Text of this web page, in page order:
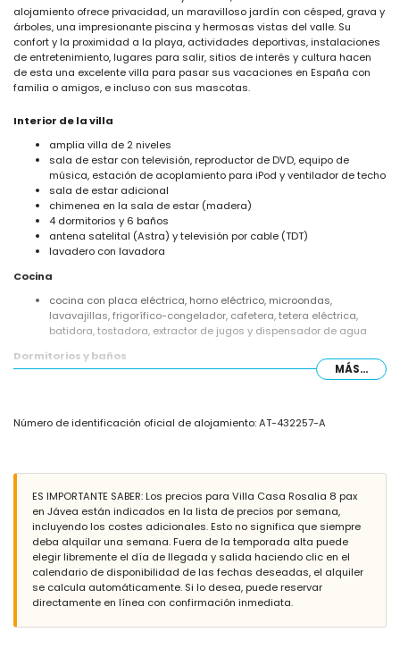
alojamiento ofrece privacidad, un maravilloso jardín con césped, grava y
árboles, una impresionante piscina y hermosas vistas del valle. Su
confort y la proximidad a la playa, actividades deportivas, instalaciones
de entretenimiento, lugares para salir, sitios de interés y cultura hacen
de esta una excelente villa para pasar sus vacaciones en España con
familia o amigos, e incluso con sus mascotas.
Interior de la villa
amplia villa de 2 niveles
sala de estar con televisión, reproductor de DVD, equipo de
música, estación de acoplamiento para iPod y ventilador de techo
sala de estar adicional
chimenea en la sala de estar (madera)
4 dormitorios y 6 baños
antena satelital (Astra) y televisión por cable (TDT)
lavadero con lavadora
Cocina
cocina con placa eléctrica, horno eléctrico, microondas,
lavavajillas, frigorífico-congelador, cafetera, tetera eléctrica,
batidora, tostadora, extractor de jugos y dispensador de agua
Dormitorios y baños
3 dormitorios con aire acondicionado, cada uno con cama
ventilador
2 baños con lavabo individual, combinación de bañera/ducha e
Exterior de la villa
amplio terreno cerrado
piscina privada de 10 m x 5 m y 2 m de profundidad
maravilloso jardín con césped, grava, árboles y muebles de jardín
con tumbonas
2 terrazas cubiertas
ducha exterior
MÁS...
Número de identificación oficial de alojamiento: AT-432257-A
ES IMPORTANTE SABER: Los precios para Villa Casa Rosalia 8 pax
en Jávea están indicados en la lista de precios por semana,
incluyendo los costes adicionales. Esto no significa que siempre
deba alquilar una semana. Fuera de la temporada alta puede
elegir libremente el día de llegada y salida haciendo clic en el
calendario de disponibilidad de las fechas deseadas, el alquiler
se calcula automáticamente. Si lo desea, puede reservar
directamente en línea con confirmación inmediata.